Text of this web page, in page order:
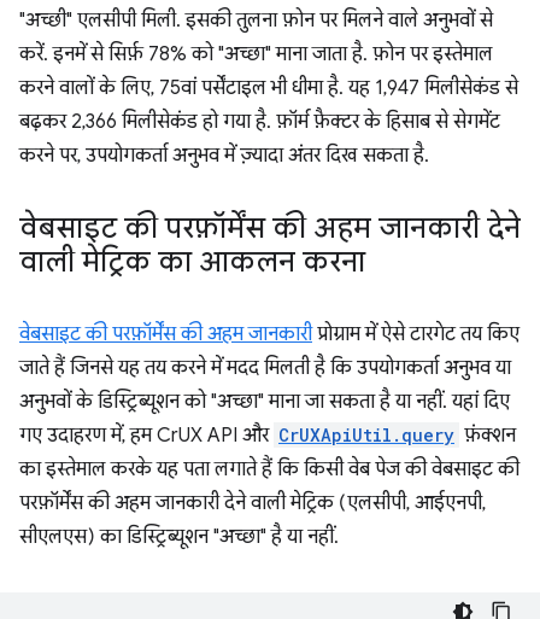
"अच्छी" एलसीपी मिली. इसकी तुलना फ़ोन पर मिलने वाले अनुभवों से
करें. इनमें से सिर्फ़ 78% को "अच्छा" माना जाता है. फ़ोन पर इस्तेमाल
करने वालों के लिए, 75वां पर्सेंटाइल भी धीमा है. यह 1,947 मिलीसेकंड से
बढ़कर 2,366 मिलीसेकंड हो गया है. फ़ॉर्म फ़ैक्टर के हिसाब से सेगमेंट
करने पर, उपयोगकर्ता अनुभव में ज़्यादा अंतर दिख सकता है.
वेबसाइट की परफ़ॉर्मेंस की अहम जानकारी देने
वाली मेट्रिक का आकलन करना
वेबसाइट की परफ़ॉर्मेंस की अहम जानकारीप्रोग्राम में ऐसे टारगेट तय किए
जाते हैं जिनसे यह तय करने में मदद मिलती है कि उपयोगकर्ता अनुभव या
अनुभवों के डिस्ट्रिब्यूशन को "अच्छा" माना जा सकता है या नहीं. यहां दिए
गए उदाहरण में, हम CrUX API और CrUXApiUtil.query फ़ंक्शन
का इस्तेमाल करके यह पता लगाते हैं कि किसी वेब पेज की वेबसाइट की
परफ़ॉर्मेंस की अहम जानकारी देने वाली मेट्रिक (एलसीपी, आईएनपी,
सीएलएस) का डिस्ट्रिब्यूशन "अच्छा" है या नहीं.